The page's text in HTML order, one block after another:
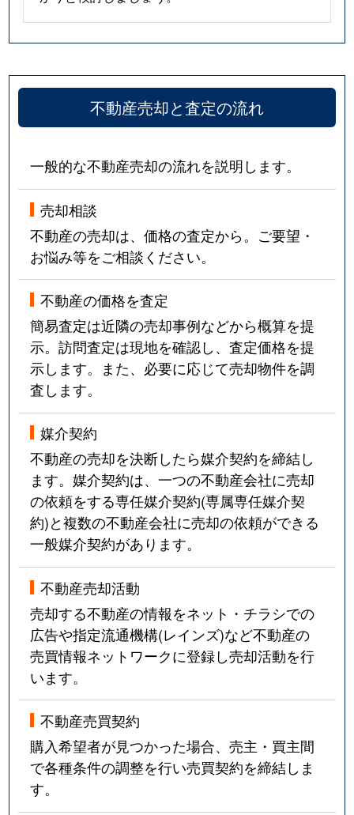
不動産売却と査定の流れ
一般的な不動産売却の流れを説明します。
売却相談
不動産の売却は、価格の査定から。ご要望・
お悩み等をご相談ください。
不動産の価格を査定
簡易査定は近隣の売却事例などから概算を提
示。訪問査定は現地を確認し、査定価格を提
示します。また、必要に応じて売却物件を調
査します。
媒介契約
不動産の売却を決断したら媒介契約を締結し
ます。媒介契約は、一つの不動産会社に売却
の依頼をする専任媒介契約(専属専任媒介契
約)と複数の不動産会社に売却の依頼ができる
一般媒介契約があります。
不動産売却活動
売却する不動産の情報をネット・チラシでの
広告や指定流通機構(レインズ)など不動産の
売買情報ネットワークに登録し売却活動を行
います。
不動産売買契約
購入希望者が見つかった場合、売主・買主間
で各種条件の調整を行い売買契約を締結しま
す。